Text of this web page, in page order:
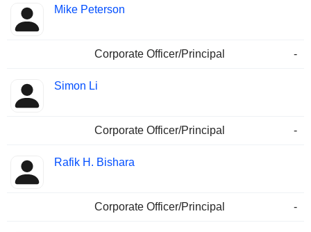
Mike Peterson
Corporate Officer/Principal -
Simon Li
Corporate Officer/Principal -
Rafik H. Bishara
Corporate Officer/Principal -